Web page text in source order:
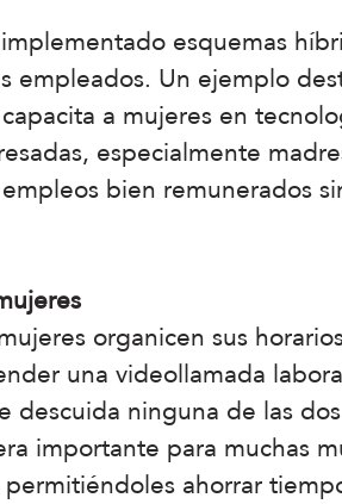
esquemas
empleados. Un ejemplo
a mujeres en
especialmente
bien remunerados
organicen sus
una videollamada
descuida ninguna de las
importante para muchas
ahorrar